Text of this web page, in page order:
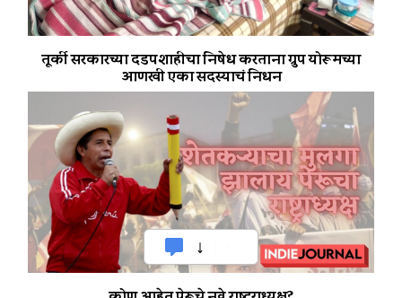
तूर्की सरकारच्या दडपशाहीचा निषेध करताना ग्रुप योरूमच्या
आणखी एका सदस्याचं निधन